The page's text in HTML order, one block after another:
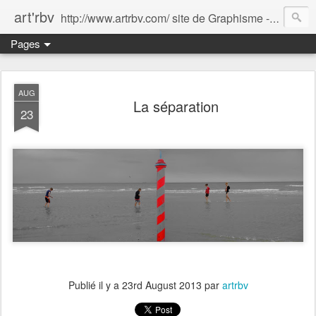
art'rbv http://www.artrbv.com/ site de Graphisme - Illustrations - Edition - Animations - Publicité
Pages
AUG
23 La séparation
Publié il y a 23rd August 2013 par artrbv